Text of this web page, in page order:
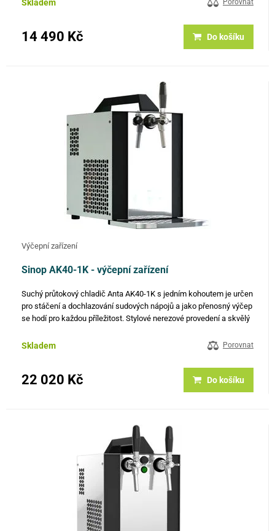
Skladem Porovnat
14 490 Kč Do košíku
Výčepní zařízení
Sinop AK40-1K - výčepní zařízení
Suchý průtokový chladič Anta AK40-1K s jedním kohoutem je určen
pro stáčení a dochlazování sudových nápojů a jako přenosný výčep
se hodí pro každou příležitost. Stylové nerezové provedení a skvělý
Skladem Porovnat
22 020 Kč Do košíku